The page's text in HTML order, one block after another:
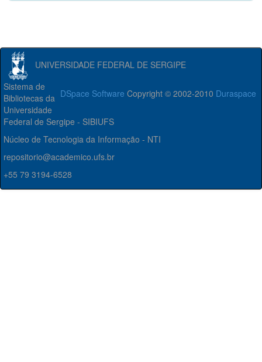
UNIVERSIDADE FEDERAL DE SERGIPE
DSpace Software Copyright © 2002-2010 Duraspace
Sistema de
Bibliotecas da
Universidade
Federal de Sergipe - SIBIUFS
Núcleo de Tecnologia da Informação - NTI
repositorio@academico.ufs.br
+55 79 3194-6528